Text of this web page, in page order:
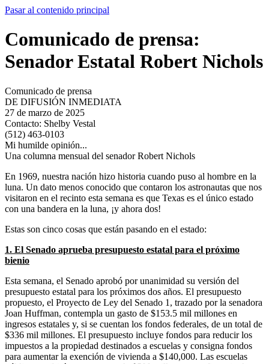
Pasar al contenido principal
Comunicado de prensa:
Senador Estatal Robert Nichols
Comunicado de prensa
DE DIFUSIÓN INMEDIATA
27 de marzo de 2025
Contacto: Shelby Vestal
(512) 463-0103
Mi humilde opinión...
Una columna mensual del senador Robert Nichols
En 1969, nuestra nación hizo historia cuando puso al hombre en la
luna. Un dato menos conocido que contaron los astronautas que nos
visitaron en el recinto esta semana es que Texas es el único estado
con una bandera en la luna, ¡y ahora dos!
Estas son cinco cosas que están pasando en el estado:
1. El Senado aprueba presupuesto estatal para el próximo
bienio
Esta semana, el Senado aprobó por unanimidad su versión del
presupuesto estatal para los próximos dos años. El presupuesto
propuesto, el Proyecto de Ley del Senado 1, trazado por la senadora
Joan Huffman, contempla un gasto de $153.5 mil millones en
ingresos estatales y, si se cuentan los fondos federales, de un total de
$336 mil millones. El presupuesto incluye fondos para reducir los
impuestos a la propiedad destinados a escuelas y consigna fondos
para aumentar la exención de vivienda a $140,000. Las escuelas